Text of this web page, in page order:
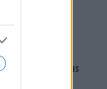
Giovannimaria Cabras